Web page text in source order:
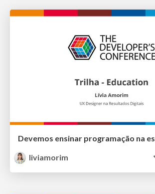
Devemos ensinar programação na
liviamorim